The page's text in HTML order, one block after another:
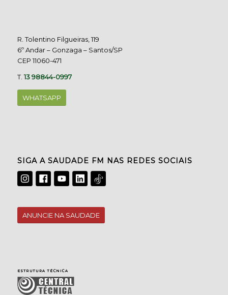
R. Tolentino Filgueiras, 119
6º Andar – Gonzaga – Santos/SP
CEP 11060-471
T.13 98844-0997
WHATSAPP
SIGA A SAUDADE FM NAS REDES SOCIAIS
ANUNCIE NA SAUDADE